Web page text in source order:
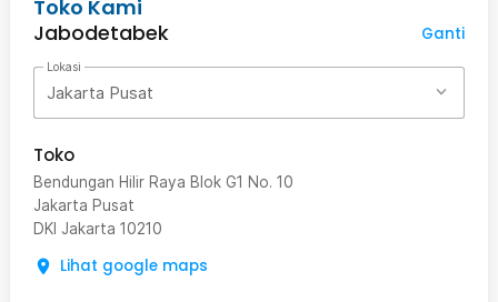
Toko Kami
Jabodetabek
Ganti
Lokasi
Jakarta Pusat
Toko
Bendungan Hilir Raya Blok G1 No. 10
Jakarta Pusat
DKI Jakarta 10210
Lihat google maps